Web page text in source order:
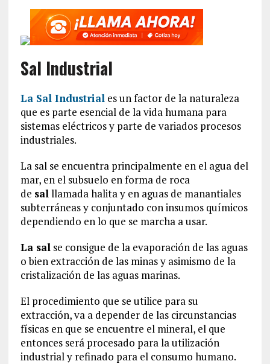
Sal Industrial
La Sal Industriales un factor de la naturaleza
que es parte esencial de la vida humana para
sistemas eléctricos y parte de variados procesos
industriales.
La sal se encuentra principalmente en el agua del
mar, en el subsuelo en forma de roca
de salllamada halita y en aguas de manantiales
subterráneas y conjuntado con insumos químicos
dependiendo en lo que se marcha a usar.
La salse consigue de la evaporación de las aguas
o bien extracción de las minas y asimismo de la
cristalización de las aguas marinas.
El procedimiento que se utilice para su
extracción, va a depender de las circunstancias
físicas en que se encuentre el mineral, el que
entonces será procesado para la utilización
industrial y refinado para el consumo humano.